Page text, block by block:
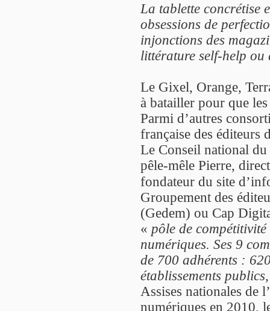
La tablette concrétise
obsessions de
injonctions des
littérature self-help ou
Le Gixel, Orange,
à batailler pour que
Parmi d’autres
française des
Le Conseil national
pêle-mêle Pierre,
fondateur du site
Groupement des
(Gedem) ou Cap
« pôle de
numériques. Ses 9
de 700 adhérents :
établissements
Assises nationales de
numériques en 2010,